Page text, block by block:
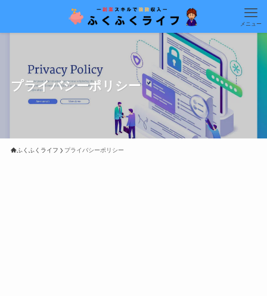
メニュー
プライバシーポリシー
ふくふくライフ プライバシーポリシー